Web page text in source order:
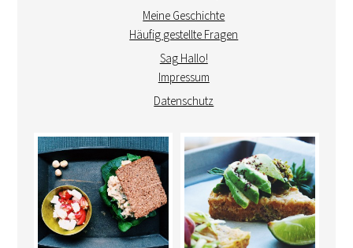
Meine Geschichte
Häufig gestellte Fragen
Sag Hallo!
Impressum
Datenschutz